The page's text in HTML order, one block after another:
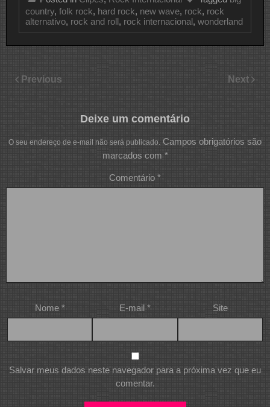
country, folk rock, hard rock, new wave, rock, rock
alternativo, rock and roll, rock internacional, wonderland
Previous Next
Deixe um comentário
O seu endereço de e-mail não será publicado. Campos obrigatórios são
marcados com *
Comentário *
Nome * E-mail * Site
Salvar meus dados neste navegador para a próxima vez que eu
comentar.